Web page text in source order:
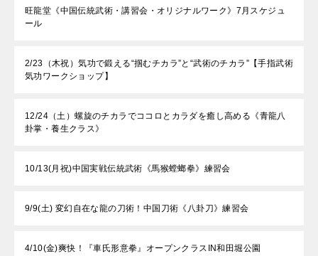
旺龍堂《中国伝統武術・講習会・オリジナルワーク》7月スケジュ
ール
2/23（木祝）気功で鍛える“掴むチカラ”と“武術のチカラ”【手指武術
気功ワークショップ】
12/24（土）螺旋のチカラでココロとカラダを癒し高める《青龍八
卦掌・養生クラス》
10/13(月祝)中国実戦伝統武術《馬猴螳螂拳》練習会
9/9(土) 変幻自在な龍の刀術！中国刀術《八卦刀》練習会
4/10(金)爽快！『車氏形意拳』オープンクラスIN和田堀公園